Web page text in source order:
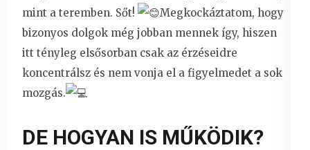
mint a teremben. Sőt!
Megkockáztatom, hogy
bizonyos dolgok még jobban mennek így, hiszen
itt tényleg elsősorban csak az érzéseidre
koncentrálsz és nem vonja el a figyelmedet a sok
mozgás.
DE HOGYAN IS MŰKÖDIK?